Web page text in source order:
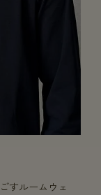
すルームウェ